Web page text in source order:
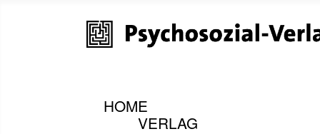
HOME
VERLAG